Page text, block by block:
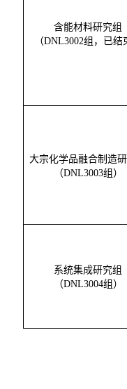
含能材料研究组
（DNL3002组，已结
大宗化学品融合制造
（DNL3003组）
系统集成研究组
（DNL3004组）